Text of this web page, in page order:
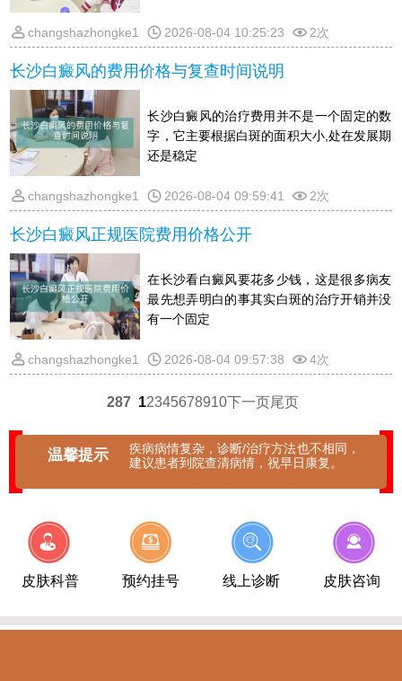
changshazhongke1 2026-08-04 10:25:23 2次
长沙白癜风的费用价格与复查时间说明
长沙白癜风的治疗费用并不是一个固定的数
字，它主要根据白斑的面积大小,处在发展期
还是稳定
changshazhongke1 2026-08-04 09:59:41 2次
长沙白癜风正规医院费用价格公开
在长沙看白癜风要花多少钱，这是很多病友
最先想弄明白的事其实白斑的治疗开销并没
有一个固定
changshazhongke1 2026-08-04 09:57:38 4次
287 12345678910下一页尾页
温馨提示
疾病病情复杂，诊断/治疗方法也不相同，
建议患者到院查清病情，祝早日康复。
皮肤科普 预约挂号 线上诊断 皮肤咨询